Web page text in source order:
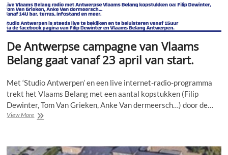
De Antwerpse campagne van Vlaams
Belang gaat vanaf 23 april van start.
Met ‘Studio Antwerpen’ en een live internet-radio-programma
trekt het Vlaams Belang met een aantal kopstukken (Filip
Dewinter, Tom Van Grieken, Anke Van dermeersch…) door de…
View MoreDe
Vlaams